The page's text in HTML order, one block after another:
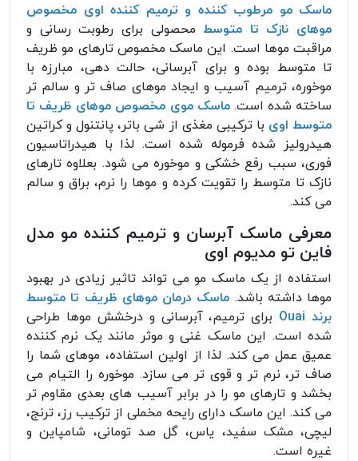
ماسک مو مرطوب کننده و ترمیم کننده اوی مخصوص
موهای نازک تا متوسط محصولی برای رطوبت رسانی و
مراقبت موها است. این ماسک مخصوص تارهای مو ظریف
تا متوسط بوده و برای آبرسانی، حالت دهی، مبارزه با
موخوره، ترمیم آسیب و ایجاد موهای صاف تر و سالم تر
ساخته شده است. ماسک موی مخصوص موهای ظریف تا
متوسط اوی با ترکیبی مغذی از شی باتر، پانتنول و کراتین
هیدرولیز شده فرموله شده است. لذا با هیدراتاسیون
فوری، سبب رفع خشکی و موخوره می شود. بعلاوه تارهای
نازک تا متوسط را تقویت کرده و موها را نرم، براق و سالم
می کند.
معرفی ماسک آبرسان و ترمیم کننده مو مدل
فاین تو مدیوم اوی
استفاده از یک ماسک مو می تواند تاثیر زیادی در بهبود
موها داشته باشد. ماسک درمان موهای ظریف تا متوسط
برند Ouai
برای ترمیم، آبرسانی و درخشش موها طراحی
شده است. این ماسک غنی و موثر مانند یک نرم کننده
عمیق عمل می کند. لذا از اولین استفاده، موهای شما را
صاف تر، نرم تر و قوی تر می سازد. موخوره را التیام می
بخشد و تارهای مو را در برابر آسیب های بعدی مقاوم تر
می کند. این ماسک دارای رایحه مخملی از ترکیب رز، ترنج،
لیچی، مشک سفید، یاس، گل صد تومانی، شامپاین و
غیره است.